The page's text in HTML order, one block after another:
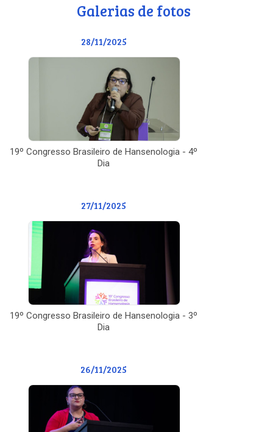
Galerias de fotos
28/11/2025
19º Congresso Brasileiro de Hansenologia - 4º
Dia
27/11/2025
19º Congresso Brasileiro de Hansenologia - 3º
Dia
26/11/2025